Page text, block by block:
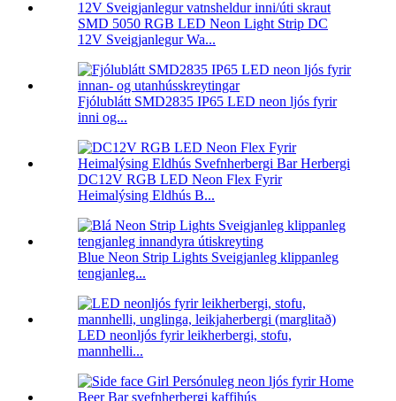
SMD 5050 RGB LED Neon Light Strip DC
12V Sveigjanlegur Wa...
Fjólublátt SMD2835 IP65 LED neon ljós fyrir
inni og...
DC12V RGB LED Neon Flex Fyrir
Heimalýsing Eldhús B...
Blue Neon Strip Lights Sveigjanleg klippanleg
tengjanleg...
LED neonljós fyrir leikherbergi, stofu,
mannhelli...